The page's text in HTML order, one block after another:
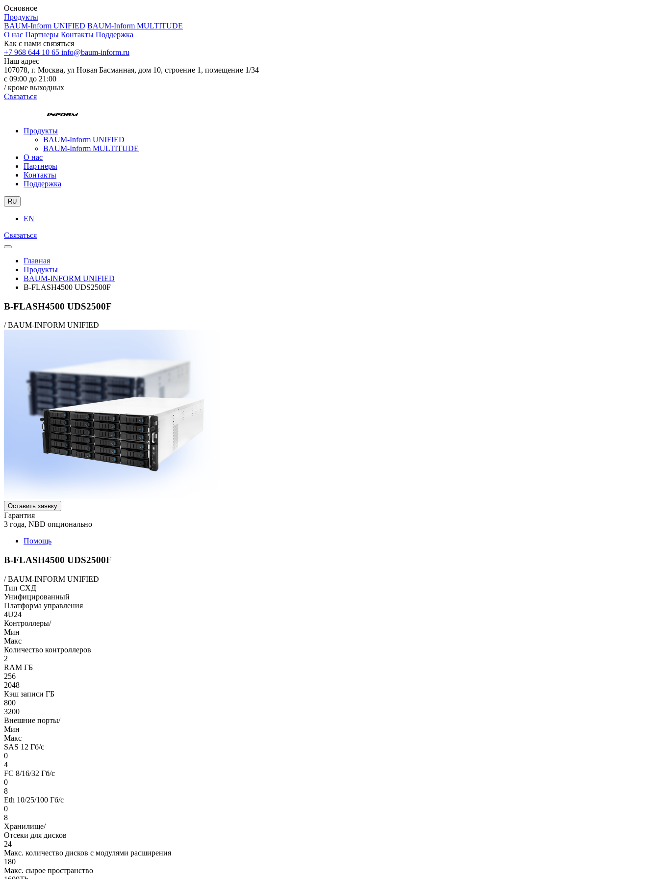
Основное
Продукты
BAUM-Inform UNIFIED BAUM-Inform MULTITUDE
О нас Партнеры Контакты Поддержка
Как с нами связяться
+7 968 644 10 65 info@baum-inform.ru
Наш адрес
107078, г. Москва, ул Новая Басманная, дом 10, строение 1, помещение 1/34
с 09:00 до 21:00
/ кроме выходных
Связаться
Продукты
BAUM-Inform UNIFIED
BAUM-Inform MULTITUDE
О нас
Партнеры
Контакты
Поддержка
RU
EN
Связаться
Главная
Продукты
BAUM-INFORM UNIFIED
B-FLASH4500 UDS2500F
B-FLASH4500 UDS2500F
/BAUM-INFORM UNIFIED
Оставить заявку
Гарантия
3 года, NBD опционально
Помощь
B-FLASH4500 UDS2500F
/BAUM-INFORM UNIFIED
Тип СХД
Унифицированный
Платформа управления
4U24
Контроллеры/
Мин
Макс
Количество контроллеров
2
RAM ГБ
256
2048
Кэш записи ГБ
800
3200
Внешние порты/
Мин
Макс
SAS 12 Гб/c
0
4
FC 8/16/32 Гб/c
0
8
Eth 10/25/100 Гб/c
0
8
Хранилище/
Отсеки для дисков
24
Макс. количество дисков с модулями расширения
180
Макс. сырое пространство